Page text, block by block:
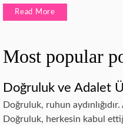
Read More
Most popular
Doğruluk ve Adalet
Doğruluk, ruhun
Doğruluk, herkesin kabul